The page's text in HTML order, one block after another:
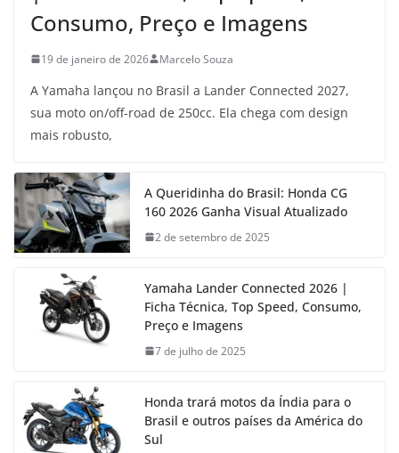
Consumo, Preço e Imagens
19 de janeiro de 2026 Marcelo Souza
A Yamaha lançou no Brasil a Lander Connected 2027,
sua moto on/off-road de 250cc. Ela chega com design
mais robusto,
A Queridinha do Brasil: Honda CG
160 2026 Ganha Visual Atualizado
2 de setembro de 2025
Yamaha Lander Connected 2026 |
Ficha Técnica, Top Speed, Consumo,
Preço e Imagens
7 de julho de 2025
Honda trará motos da Índia para o
Brasil e outros países da América do
Sul